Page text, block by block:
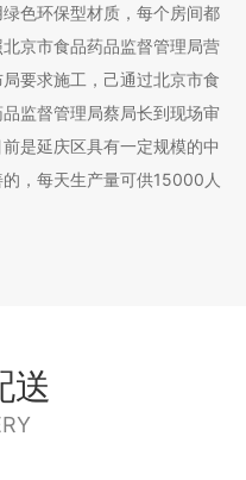
色环保型材质，每个房间都
京市食品药品监督管理局营
要求施工，己通过北京市食
监督管理局蔡局长到现场审
是延庆区具有一定规模的中
，每天生产量可供15000人
送